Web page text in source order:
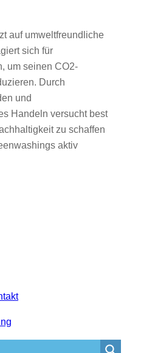
auf umweltfreundliche
sich für
um seinen CO2-
Durch
und
Handeln versucht best
zu schaffen
aktiv